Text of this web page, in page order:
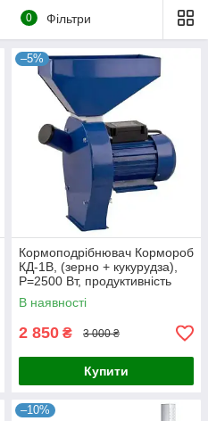
0 Фільтри
–5%
Кормоподрібнювач Кормороб
КД-1В, (зерно + кукурудза),
P=2500 Вт, продуктивність
макс. - 240кг/год.
В наявності
2 850 ₴ 3 000 ₴
Купити
–10%